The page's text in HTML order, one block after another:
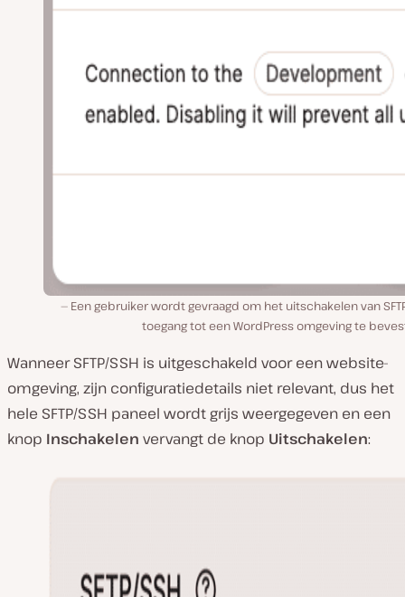
Een gebruiker wordt gevraagd om het uitschakelen van
toegang tot een WordPress omgeving te
Wanneer SFTP/SSH is uitgeschakeld voor een website-
omgeving, zijn configuratiedetails niet relevant, dus het
hele SFTP/SSH paneel wordt grijs weergegeven en een
knop Inschakelen vervangt de knop Uitschakelen: